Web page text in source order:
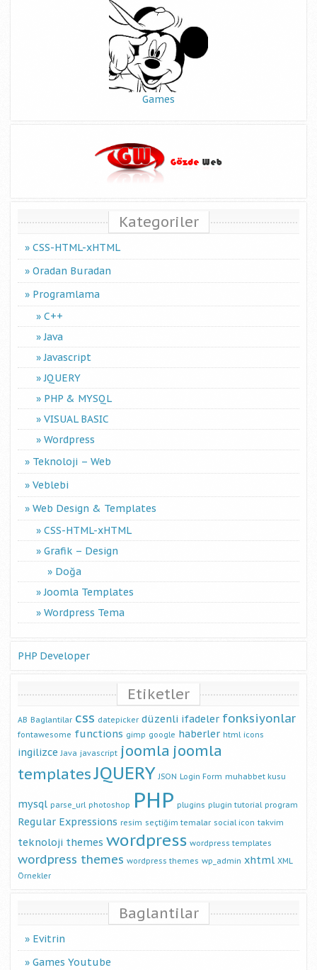
Games
Kategoriler
CSS-HTML-xHTML
Oradan Buradan
Programlama
C++
Java
Javascript
JQUERY
PHP & MYSQL
VISUAL BASIC
Wordpress
Teknoloji – Web
Veblebi
Web Design & Templates
CSS-HTML-xHTML
Grafik – Design
Doğa
Joomla Templates
Wordpress Tema
PHP Developer
Etiketler
AB Baglantilar css datepicker düzenli ifadeler fonksiyonlar
fontawesome functions gimp google haberler html icons
ingilizce Java javascript joomla joomla
templatesJQUERY JSON Login Form muhabbet kusu
mysql parse_url photoshop PHP plugins plugin tutorial program
Regular Expressions resim seçtiğim temalar social icon takvim
teknoloji themes wordpress wordpress templates
wordpress themes wordpress themes wp_admin xhtml XML
Örnekler
Baglantilar
Evitrin
Games Youtube